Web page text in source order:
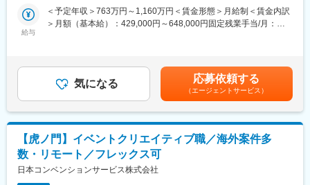
生成AIをはじめとするデジタル技術の急速な進化により、人々の
行動様式や価値観は大きく変化しています。企業と生活者の接点
4社統合による多様な知見を結集し、店頭・EC・SNSなど多様な
チャネルを横断したデータ分析から実行・改善までを一貫してサ
ポートいたします。顧客体験を売上成果につなげる最適なコミュ
ニケーション設計と実行力で、より良い社会と事業成長を同時に
実現することを私たちは目指し続けていきます。
・クリエイティブコンセプトの企画・開発、それに付随する制作
業務全般
・サービスコンセプト、Sansan株式会社のミッションやビジョン
ビスや事業活動に関連したさまざまな業務（企画、コピーライテ
ィング、デザイン、ディレクションなど）
・イベントクリエイティブの開発（キービジュアル制作、会場装
※ 担当業務は個人の特性やキャリア・経験などを踏まえて決定し
ます。
給与
＜予定年収＞763万円～1,160万円＜賃金形態＞月給制＜賃金内訳
＞月額（基本給）：429,000円～648,000円固定残業手当/月：
給与詳細は、経験・能力を考慮した上で決定■昇給：年1回（6
月）■賞与：年2回（7月、1月）賃金はあくまでも目安の金額であ
り、選考を通じて上下する可能性があります。月給(月額)は固定手
当を含めた表記です。
気になる 応募依頼する
（エージェントサービス）
【虎ノ門】イベントクリエイティブ職／海外案件多
数・リモート／フレックス可
日本コンベンションサービス株式会社